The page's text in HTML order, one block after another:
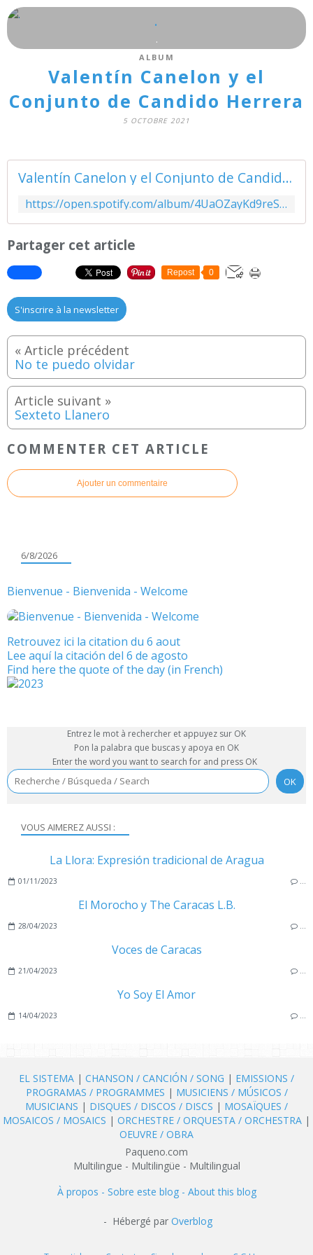
.
.
ALBUM
Valentín Canelon y el
Conjunto de Candido Herrera
5 OCTOBRE 2021
Valentín Canelon y el Conjunto de Candido Herrera
https://open.spotify.com/album/4UaOZayKd9reSWosC8jiLB?si=P6M37s0kTDyyVg3p3dss6w&utm_source=copy-link&dl_branch=1
Partager cet article
Repost 0
S'inscrire à la newsletter
No te puedo olvidar
Sexteto Llanero
COMMENTER CET ARTICLE
Ajouter un commentaire
VOUS AIMEREZ AUSSI :
La Llora: Expresión tradicional de Aragua
01/11/2023 …
El Morocho y The Caracas L.B.
28/04/2023 …
Voces de Caracas
21/04/2023 …
Yo Soy El Amor
14/04/2023 …
6/8/2026
Bienvenue - Bienvenida - Welcome
Retrouvez ici la citation du 6 aout
Lee aquí la citación del 6 de agosto
Find here the quote of the day (in French)
Entrez le mot à rechercher et appuyez sur OK
Pon la palabra que buscas y apoya en OK
Enter the word you want to search for and press OK
EL SISTEMA | CHANSON / CANCIÓN / SONG | EMISSIONS /
PROGRAMAS / PROGRAMMES | MUSICIENS / MÚSICOS /
MUSICIANS | DISQUES / DISCOS / DISCS | MOSAÏQUES /
MOSAICOS / MOSAICS | ORCHESTRE / ORQUESTA / ORCHESTRA |
OEUVRE / OBRA
Paqueno.com
Multilingue - Multilingüe - Multilingual
À propos - Sobre este blog - About this blog
- Hébergé par Overblog